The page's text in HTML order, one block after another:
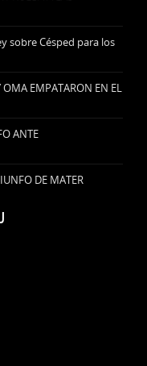
sobre Césped para los
EMPATARON EN EL
ANTE
DE MATER